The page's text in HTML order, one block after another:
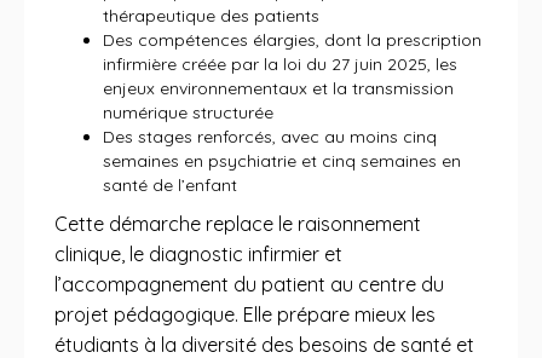
thérapeutique des patients
Des compétences élargies, dont la prescription
infirmière créée par la loi du 27 juin 2025, les
enjeux environnementaux et la transmission
numérique structurée
Des stages renforcés, avec au moins cinq
semaines en psychiatrie et cinq semaines en
santé de l’enfant
Cette démarche replace le raisonnement
clinique, le diagnostic infirmier et
l’accompagnement du patient au centre du
projet pédagogique. Elle prépare mieux les
étudiants à la diversité des besoins de santé et